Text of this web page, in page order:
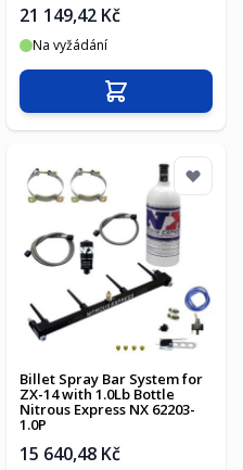
21 149,42 Kč
Na vyžádání
Přidat do košíku
Billet Spray Bar System for
ZX-14 with 1.0Lb Bottle
Nitrous Express NX 62203-
1.0P
15 640,48 Kč